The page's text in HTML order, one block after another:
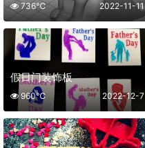
2022-11-11
736℃
假日门装饰板
2022-12-7
960℃